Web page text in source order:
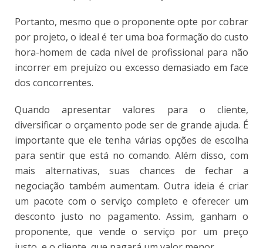
Portanto, mesmo que o proponente opte por cobrar
por projeto, o ideal é ter uma boa formação do custo
hora-homem de cada nível de profissional para não
incorrer em prejuízo ou excesso demasiado em face
dos concorrentes.
Quando apresentar valores para o cliente,
diversificar o orçamento pode ser de grande ajuda. É
importante que ele tenha várias opções de escolha
para sentir que está no comando. Além disso, com
mais alternativas, suas chances de fechar a
negociação também aumentam. Outra ideia é criar
um pacote com o serviço completo e oferecer um
desconto justo no pagamento. Assim, ganham o
proponente, que vende o serviço por um preço